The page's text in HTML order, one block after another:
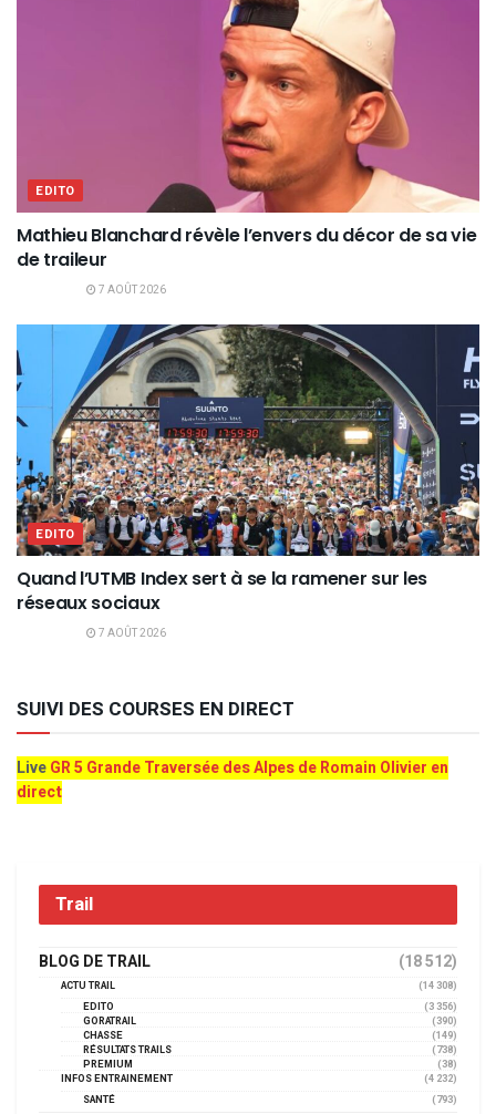
EDITO
Mathieu Blanchard révèle l’envers du décor de sa vie
de traileur
7 AOÛT 2026
EDITO
Quand l’UTMB Index sert à se la ramener sur les
réseaux sociaux
7 AOÛT 2026
SUIVI DES COURSES EN DIRECT
LiveGR 5 Grande Traversée des Alpes de Romain Olivier en
direct
Trail
BLOG DE TRAIL (18 512)
ACTU TRAIL
(14 308)
EDITO
(3 356)
GORATRAIL
(390)
CHASSE
(149)
RÉSULTATS TRAILS
(738)
PREMIUM
(38)
INFOS ENTRAINEMENT
(4 232)
SANTÉ
(793)